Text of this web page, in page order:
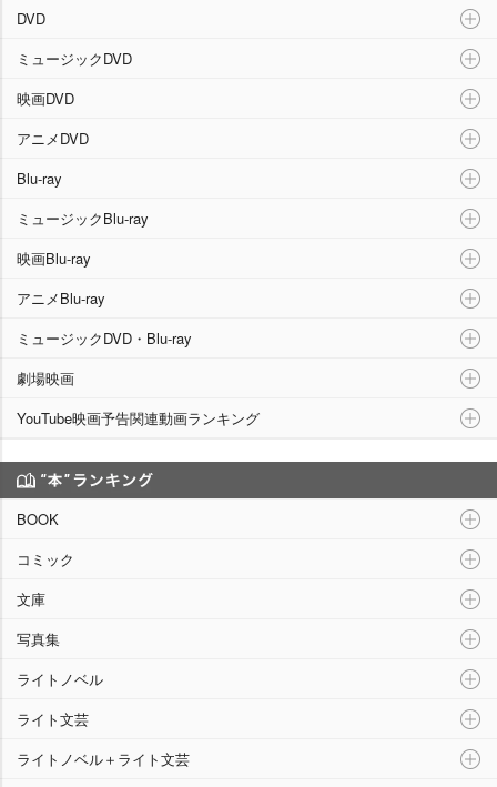
DVD
ミュージックDVD
映画DVD
アニメDVD
Blu-ray
ミュージックBlu-ray
映画Blu-ray
アニメBlu-ray
ミュージックDVD・Blu-ray
劇場映画
YouTube映画予告関連動画ランキング
BOOK
コミック
文庫
写真集
ライトノベル
ライト文芸
ライトノベル＋ライト文芸